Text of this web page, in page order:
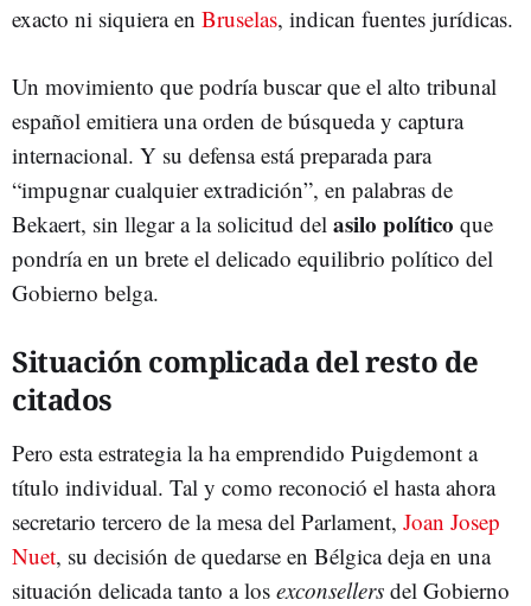
exacto ni siquiera en Bruselas, indican fuentes jurídicas.
Un movimiento que podría buscar que el alto tribunal
español emitiera una orden de búsqueda y captura
internacional. Y su defensa está preparada para
“impugnar cualquier extradición”, en palabras de
Bekaert, sin llegar a la solicitud del asilo político que
pondría en un brete el delicado equilibrio político del
Gobierno belga.
Situación complicada del resto de
citados
Pero esta estrategia la ha emprendido Puigdemont a
título individual. Tal y como reconoció el hasta ahora
secretario tercero de la mesa del Parlament, Joan Josep
Nuet, su decisión de quedarse en Bélgica deja en una
situación delicada tanto a los exconsellers del Gobierno